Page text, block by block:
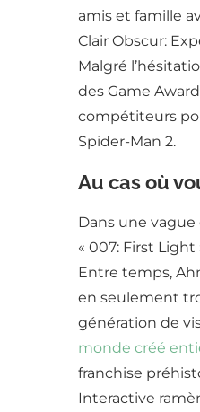
amis et famille
Clair Obscur:
Malgré
des Game
compétiteurs
Spider-Man 2.
Au cas où
Dans une
« 007: First
Entre temps,
en seulement
génération de
monde créé
franchise
Interactive